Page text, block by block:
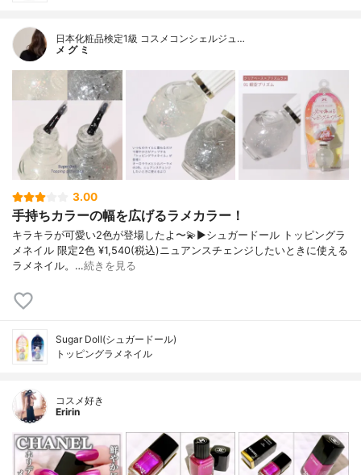
日本化粧品検定1級 コスメコンシェルジュ…
メ グ ミ
3.00
手持ちカラーの幅を広げるラメカラー！
キラキラが可愛い2色が登場したよ〜💫▶︎シュガードール トッピングラ
メネイル 限定2色 ¥1,540(税込)ニュアンスチェンジしたいときに使える
ラメネイル。…続きを見る
Sugar Doll(シュガードール)
トッピングラメネイル
コスメ好き
Eririn